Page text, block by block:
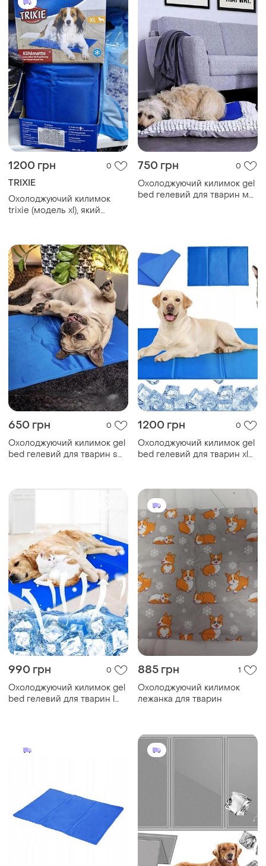
1200 грн 0
TRIXIE
Охолоджуючий килимок
trixie (модель xl), який
регулювання температури
тіла тварини. розміри 90 x
50 см, для собак
750 грн 0
Охолоджуючий килимок gel
bed гелевий для тварин м
650 грн 0
Охолоджуючий килимок gel
bed гелевий для тварин s
1200 грн 0
Охолоджуючий килимок gel
bed гелевий для тварин xl
990 грн 0
Охолоджуючий килимок gel
bed гелевий для тварин l
885 грн 1
Охолоджуючий килимок
лежанка для тварин